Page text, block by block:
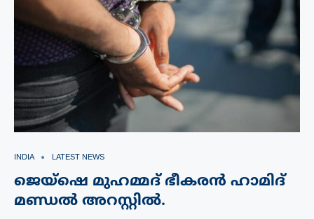
INDIA LATEST NEWS
ജെയ്‌ഷെ മുഹമ്മദ് ഭീകരൻ ഹാമിദ്
മണ്ഡൽ അറസ്റ്റിൽ.